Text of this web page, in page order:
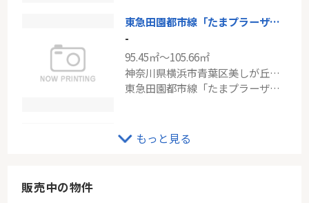
東急田園都市線「たまプラーザ」新築戸建て
-
95.45㎡～105.66㎡
神奈川県横浜市青葉区美しが丘西２丁目
東急田園都市線「たまプラーザ」駅 バス9分 「美しが丘」 停歩2分
-
もっと見る
販売中の物件